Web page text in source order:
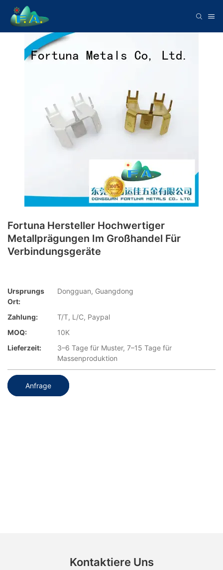
Fortuna Hersteller Hochwertiger
Metallprägungen Im Großhandel Für
Verbindungsgeräte
Ursprungs
Ort:
Dongguan, Guangdong
Zahlung:
T/T, L/C, Paypal
MOQ:
10K
Lieferzeit:
3–6 Tage für Muster, 7–15 Tage für
Massenproduktion
Anfrage
Kontaktiere Uns